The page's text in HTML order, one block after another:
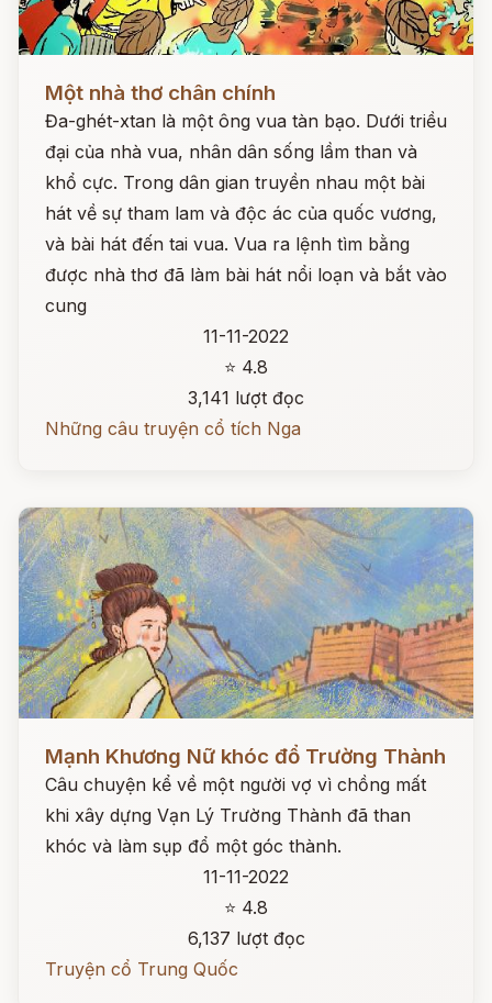
Một nhà thơ chân chính
Đa-ghét-xtan là một ông vua tàn bạo. Dưới triều
đại của nhà vua, nhân dân sống lầm than và
khổ cực. Trong dân gian truyền nhau một bài
hát về sự tham lam và độc ác của quốc vương,
và bài hát đến tai vua. Vua ra lệnh tìm bằng
được nhà thơ đã làm bài hát nổi loạn và bắt vào
cung
11-11-2022
⭐ 4.8
3,141 lượt đọc
Những câu truyện cổ tích Nga
Mạnh Khương Nữ khóc đổ Trường Thành
Câu chuyện kể về một người vợ vì chồng mất
khi xây dựng Vạn Lý Trường Thành đã than
khóc và làm sụp đổ một góc thành.
11-11-2022
⭐ 4.8
6,137 lượt đọc
Truyện cổ Trung Quốc